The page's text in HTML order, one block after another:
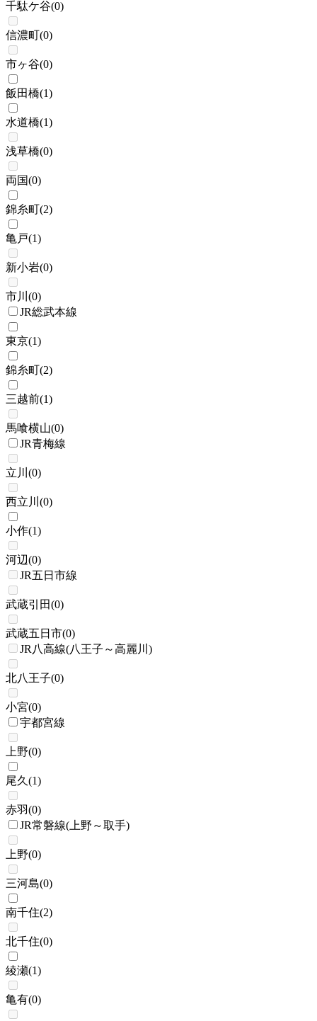
千駄ケ谷(0)
信濃町(0)
市ヶ谷(0)
飯田橋(1)
水道橋(1)
浅草橋(0)
両国(0)
錦糸町(2)
亀戸(1)
新小岩(0)
市川 (0)
JR総武本線
東京(1)
錦糸町(2)
三越前(1)
馬喰横山(0)
JR青梅線
立川 (0)
西立川 (0)
小作(1)
河辺(0)
JR五日市線
武蔵引田(0)
武蔵五日市(0)
JR八高線(八王子～高麗川)
北八王子(0)
小宮(0)
宇都宮線
上野(0)
尾久 (1)
赤羽(0)
JR常磐線(上野～取手)
上野(0)
三河島(0)
南千住(2)
北千住(0)
綾瀬(1)
亀有(0)